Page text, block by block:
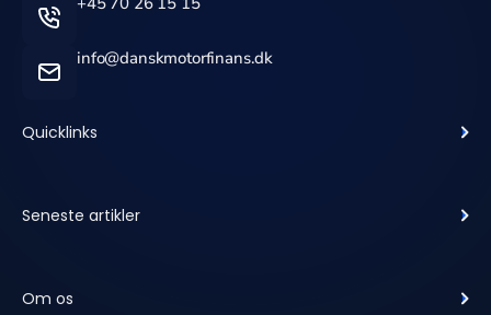
info@danskmotorfinans.dk
Quicklinks
Seneste artikler
Om os